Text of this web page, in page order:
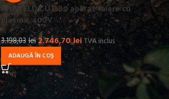
ProWELD CUT-80 aparat taiere cu
plasma, 400V
3.198,03 lei2.746,70lei TVA inclus
ADAUGĂ ÎN COȘ